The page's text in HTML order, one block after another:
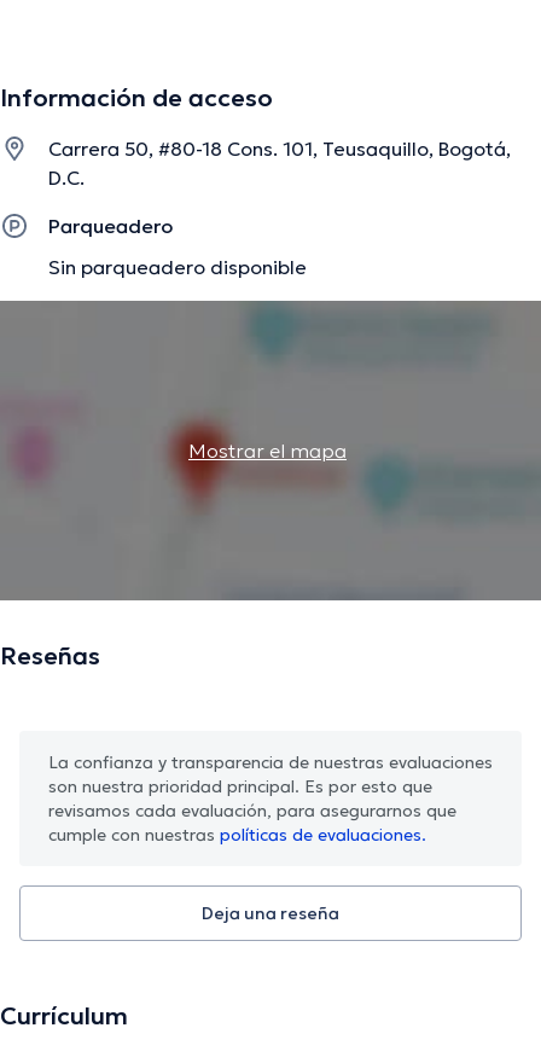
desempeñado como miembro de diversas asociaciones
múltiples conferencias con miras a tener una formación
continua en su campo de especialización y ha publicado
diversas publicaciones. Cabe mencionar que, la
especialista puede hablar en Español.
Información de acceso
Carrera 50, #80-18 Cons. 101, Teusaquillo, Bogotá,
D.C.
Parqueadero
Sin parqueadero disponible
Mostrar el mapa
Reseñas
La confianza y transparencia de nuestras evaluaciones
son nuestra prioridad principal. Es por esto que
revisamos cada evaluación, para asegurarnos que
cumple con nuestras políticas de evaluaciones.
Deja una reseña
Currículum